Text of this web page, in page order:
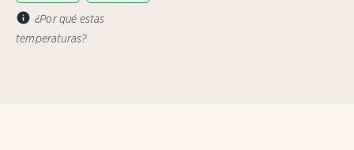
¿Por qué estas
temperaturas?